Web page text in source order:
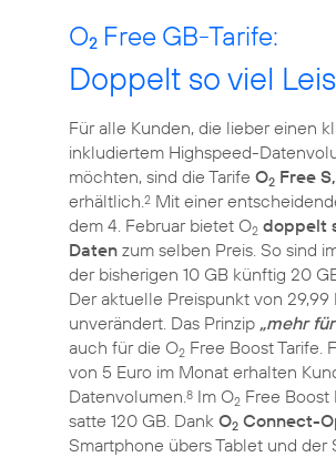
O2 Free GB-Tarife:
Doppelt so viel
Für alle Kunden, die lieber einen
inkludiertem Highspeed-
möchten, sind die Tarife O2 Free
erhältlich. 2 Mit einer
dem 4. Februar bietet O2 doppelt
Daten zum selben Preis. So sind
der bisherigen 10 GB künftig 20
Der aktuelle Preispunkt von 29,99
unverändert. Das Prinzip „mehr
auch für die O2 Free Boost Tarife.
von 5 Euro im Monat erhalten
Datenvolumen. 8 Im O2 Free Boost
satte 120 GB. Dank O2 Connect-
Smartphone übers Tablet und der